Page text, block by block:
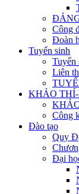
Công
Đoàn
Tuyển sinh
Tuyển
Liên
KHẢO
Công
Đào tạo
Quy
Đại